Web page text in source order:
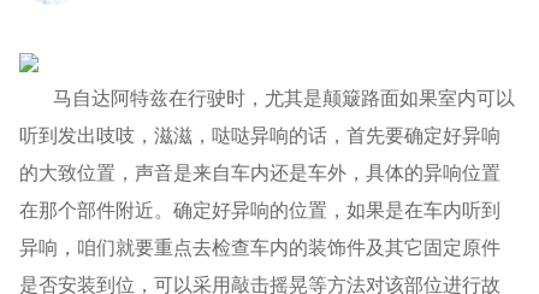
马自达阿特兹在行驶时，尤其是颠簸路面如果室内可以
听到发出吱吱，滋滋，哒哒异响的话，首先要确定好异响
的大致位置，声音是来自车内还是车外，具体的异响位置
在那个部件附近。确定好异响的位置，如果是在车内听到
异响，咱们就要重点去检查车内的装饰件及其它固定原件
是否安装到位，可以采用敲击摇晃等方法对该部位进行故